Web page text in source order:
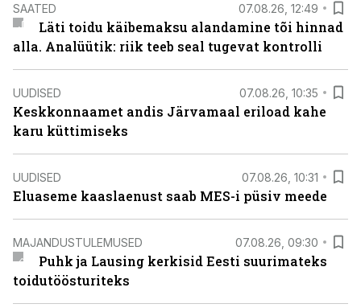
SAATED 07.08.26, 12:49
Läti toidu käibemaksu alandamine tõi hinnad
alla. Analüütik: riik teeb seal tugevat kontrolli
UUDISED 07.08.26, 10:35
Keskkonnaamet andis Järvamaal eriload kahe
karu küttimiseks
UUDISED 07.08.26, 10:31
Eluaseme kaaslaenust saab MES-i püsiv meede
MAJANDUSTULEMUSED 07.08.26, 09:30
Puhk ja Lausing kerkisid Eesti suurimateks
toidutöösturiteks